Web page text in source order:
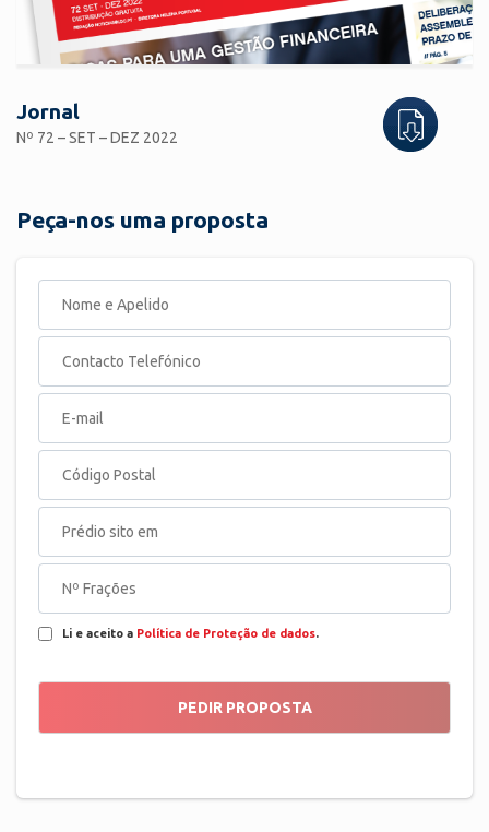
Jornal
Nº 72 – SET – DEZ 2022
Peça-nos uma proposta
Li e aceito a Política de Proteção de dados.